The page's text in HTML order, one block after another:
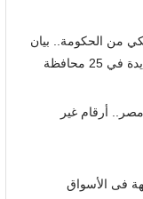
من الحكومة.. بيان
أرقام غير
فى الأسواق